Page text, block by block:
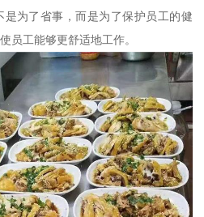
为了省事，而是为了保护员工的健
员工能够更舒适地工作。